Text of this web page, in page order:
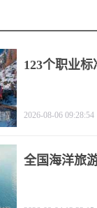
123个职业
2026-08-06 09:28:54
全国海洋旅